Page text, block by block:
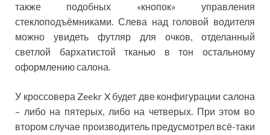
также подобных «кнопок» управления
стеклоподъёмниками. Слева над головой водителя
можно увидеть футляр для очков, отделанный
светлой бархатистой тканью в тон остальному
оформлению салона.
У кроссовера Zeekr X будет две конфигурации салона
– либо на пятерых, либо на четверых. При этом во
втором случае производитель предусмотрел всё-таки